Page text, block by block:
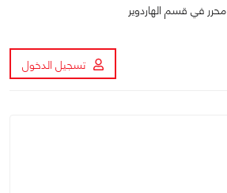
محرر في قسم الهاردوير
تسجيل الدخول